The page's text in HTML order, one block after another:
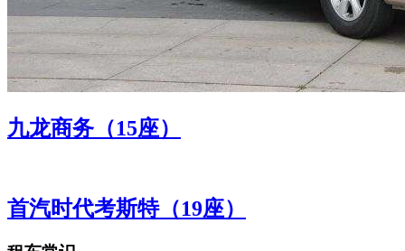
九龙商务（15座）
首汽时代考斯特（19座）